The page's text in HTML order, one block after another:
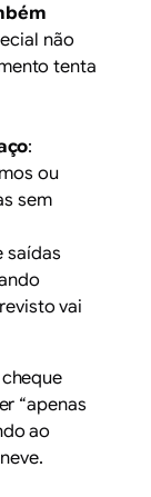
não
tenta
:
ou
sem
saídas
vai
“apenas
ao